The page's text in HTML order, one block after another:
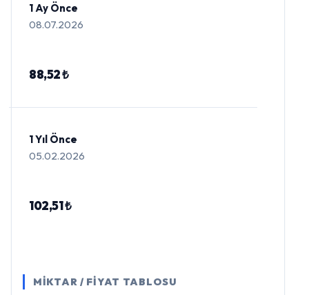
1 Ay Önce
08.07.2026
88,52 ₺
1 Yıl Önce
05.02.2026
102,51 ₺
MİKTAR / FİYAT TABLOSU